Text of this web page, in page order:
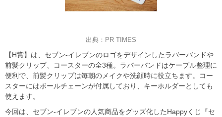
出典：PR TIMES
【H賞】は、セブン‐イレブンのロゴをデザインしたラバーバンドや
前髪クリップ、コースターの全3種。ラバーバンドはケーブル整理に
便利で、前髪クリップは毎朝のメイクや洗顔時に役立ちます。コー
スターにはボールチェーンが付属しており、キーホルダーとしても
使えます。
今回は、セブン‐イレブンの人気商品をグッズ化したHappyくじ『セ